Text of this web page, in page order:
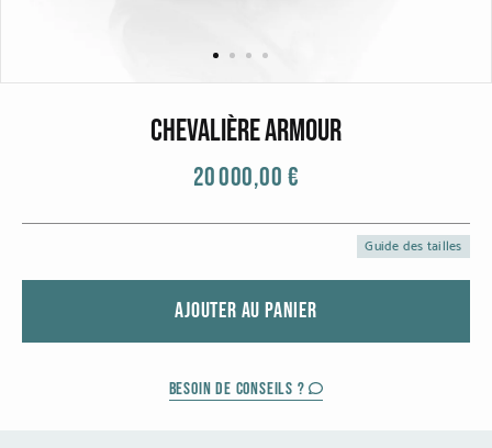
Chevalière Armour
20 000,00 €
Guide des tailles
AJOUTER AU PANIER
BESOIN DE CONSEILS ?